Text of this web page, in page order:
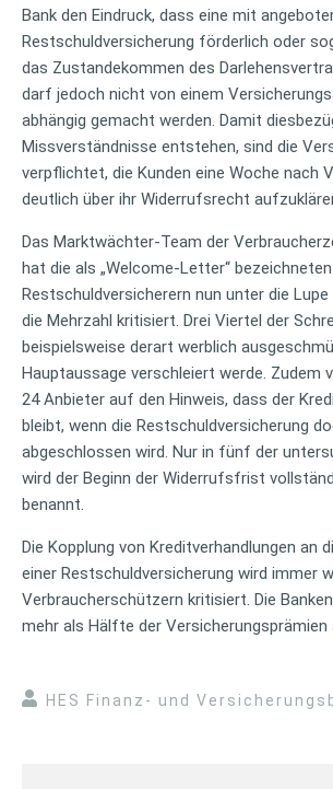
Bank den Eindruck, dass eine mit
Restschuldversicherung förderlich oder
das Zustandekommen des
darf jedoch nicht von einem
abhängig gemacht werden. Damit
Missverständnisse entstehen, sind die
verpflichtet, die Kunden eine Woche nach
deutlich über ihr Widerrufsrecht
Das Marktwächter-Team der
hat die als „Welcome-Letter“
Restschuldversicherern nun unter die
die Mehrzahl kritisiert. Drei Viertel der
beispielsweise derart werblich
Hauptaussage verschleiert werde. Zudem
24 Anbieter auf den Hinweis, dass der
bleibt, wenn die Restschuldversicherung
abgeschlossen wird. Nur in fünf der
wird der Beginn der Widerrufsfrist
benannt.
Die Kopplung von Kreditverhandlungen an
einer Restschuldversicherung wird immer
Verbraucherschützern kritisiert. Die
mehr als Hälfte der Versicherungsprämien
HES Finanz- und